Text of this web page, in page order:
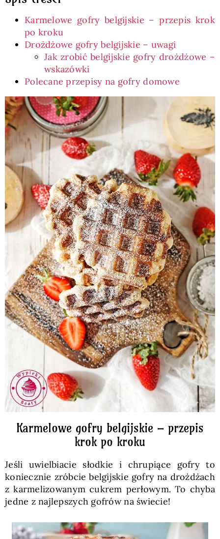
Karmelowe gofry belgijskie – przepis krok
po kroku
Drożdżowe gofry belgijskie – uwagi
Jak zrobić belgijskie gofry drożdżowe –
wskazówki
Polecane przepisy na gofry domowe
Karmelowe gofry belgijskie – przepis
krok po kroku
Jeśli uwielbiacie słodkie i chrupiące gofry to
koniecznie zróbcie belgijskie gofry na drożdżach
z karmelizowanym cukrem perłowym. To chyba
jedne z najlepszych gofrów na świecie!